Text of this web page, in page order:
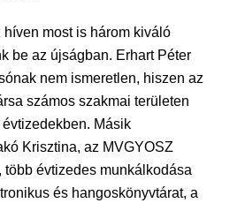
most is három kiváló
be az újságban. Erhart Péter
nem ismeretlen, hiszen az
számos szakmai területen
Másik
Krisztina, az MVGYOSZ
évtizedes munkálkodása
és hangoskönyvtárat, a